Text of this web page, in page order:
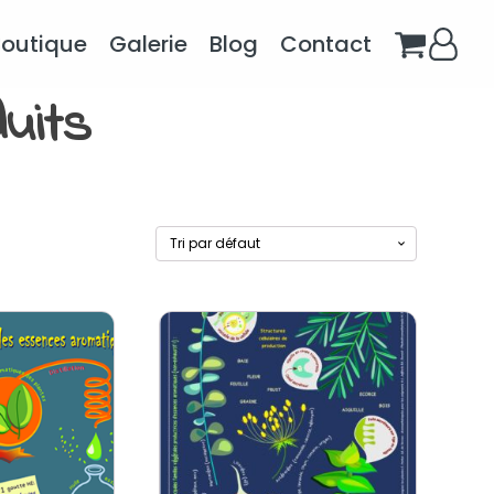
Galerie Blog Contact